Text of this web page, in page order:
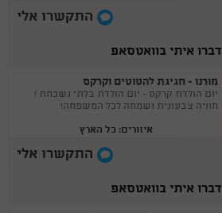
התקשרו אלי
דברו איתי בוואטסאפ
מורנו - חגיגת להטוטים וקרקס
יום הולדת קרקס - יום הולדת בלתי נשכחת !
חוויה צבעונית ושמחה לכל המשפחה!
איזורים: כל הארץ
התקשרו אלי
דברו איתי בוואטסאפ